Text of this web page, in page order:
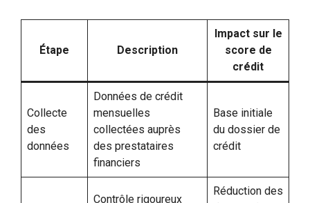
Étape Description
Impact sur le
score de
crédit
Collecte
des
données
Données de crédit
mensuelles
collectées auprès
des prestataires
financiers
Base initiale
du dossier de
crédit
Contrôle rigoureux
Réduction des